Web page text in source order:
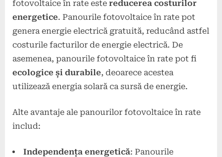
fotovoltaice în rate este reducerea costurilor
energetice. Panourile fotovoltaice în rate pot
genera energie electrică gratuită, reducând astfel
costurile facturilor de energie electrică. De
asemenea, panourile fotovoltaice în rate pot fi
ecologice și durabile, deoarece acestea
utilizează energia solară ca sursă de energie.
Alte avantaje ale panourilor fotovoltaice în rate
includ:
Independența energetică: Panourile